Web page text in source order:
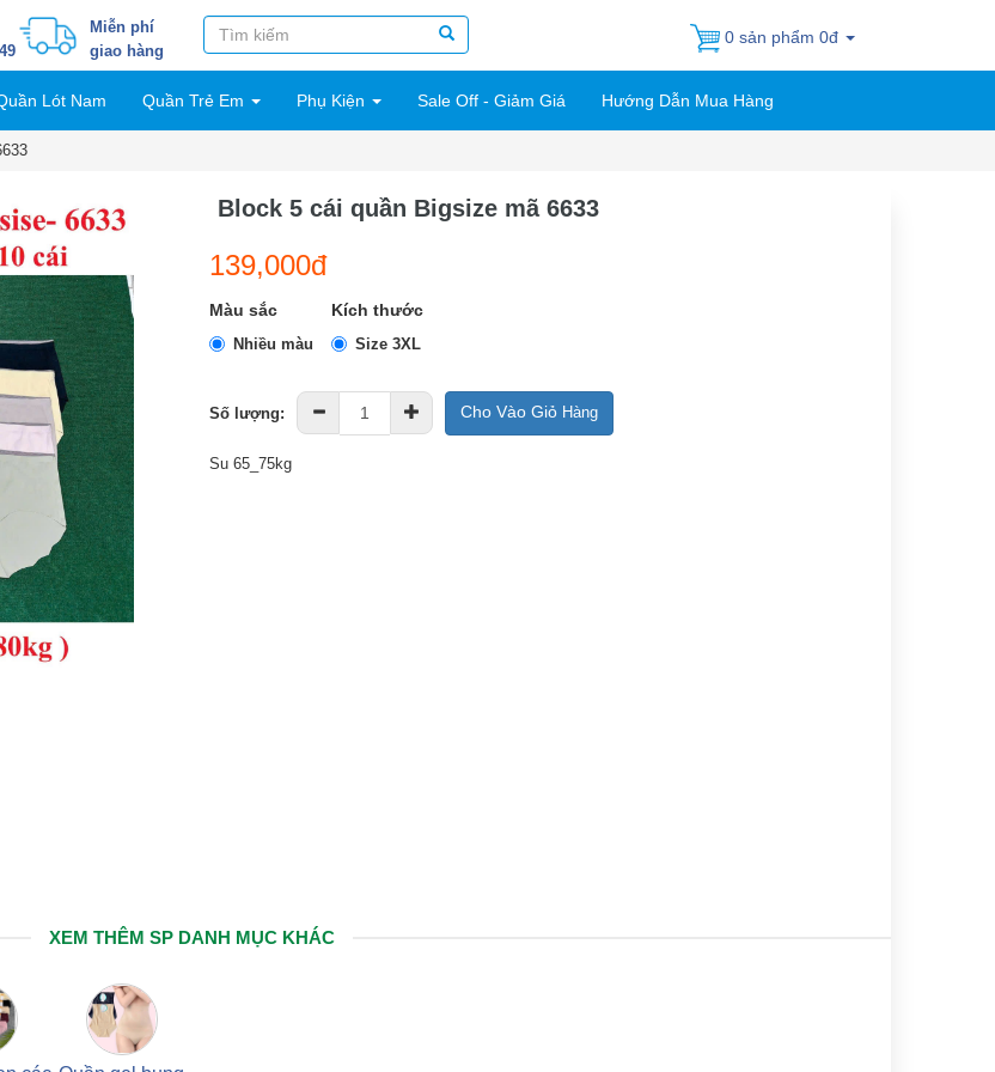
Miễn phí
giao hàng
0 sản phẩm 0đ
Lót Nam Quần Trẻ Em Phụ Kiện Sale Off - Giảm Giá Hướng Dẫn Mua Hàng
Block 5 cái quần Bigsize mã 6633
139,000đ
Màu sắc
Nhiều màu
Kích thước
Size 3XL
Số lượng: Cho Vào Giỏ Hàng
Su 65_75kg
XEM THÊM SP DANH MỤC KHÁC